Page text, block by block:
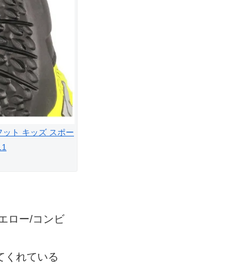
ト キッズ スポー
ロー/コンビ
くれている